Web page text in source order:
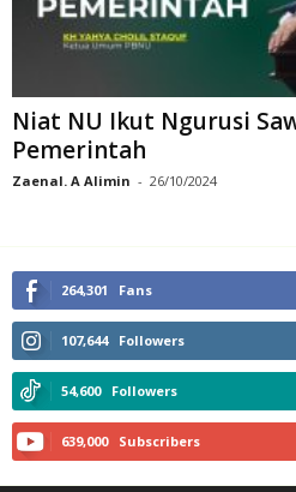
Niat NU Ikut Ngurusi
Pemerintah
Zaenal. A Alimin - 26/10/2024
264,301 Fans
107,644 Followers
54,600 Followers
639,000 Subscribers